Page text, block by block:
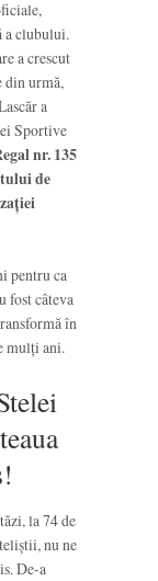
a clubului.
a crescut
din urmă,
a
Sportive
nr. 135
de
pentru ca
fost câteva
în
mulți ani.
la 74 de
nu ne
De-a